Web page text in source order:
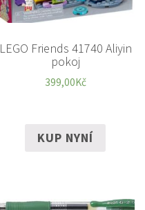
LEGO Friends 41740 Aliyin
pokoj
399,00Kč
KUP NYNÍ